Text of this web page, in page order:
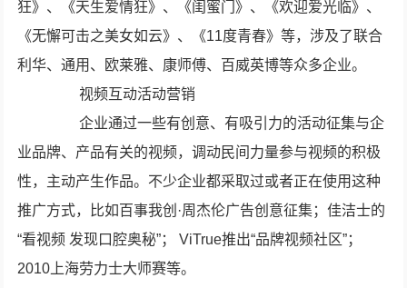
狂》、《天生爱情狂》、《闺蜜门》、《欢迎爱光临》、
《无懈可击之美女如云》、《11度青春》等，涉及了联合
利华、通用、欧莱雅、康师傅、百威英博等众多企业。
视频互动活动营销
企业通过一些有创意、有吸引力的活动征集与企
业品牌、产品有关的视频，调动民间力量参与视频的积极
性，主动产生作品。不少企业都采取过或者正在使用这种
推广方式，比如百事我创·周杰伦广告创意征集；佳洁士的
“看视频 发现口腔奥秘”； ViTrue推出“品牌视频社区”；
2010上海劳力士大师赛等。